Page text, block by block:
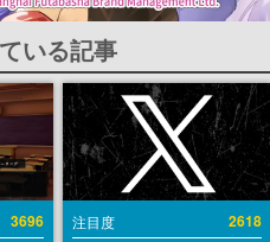
いる記事
3696 注目度 2618